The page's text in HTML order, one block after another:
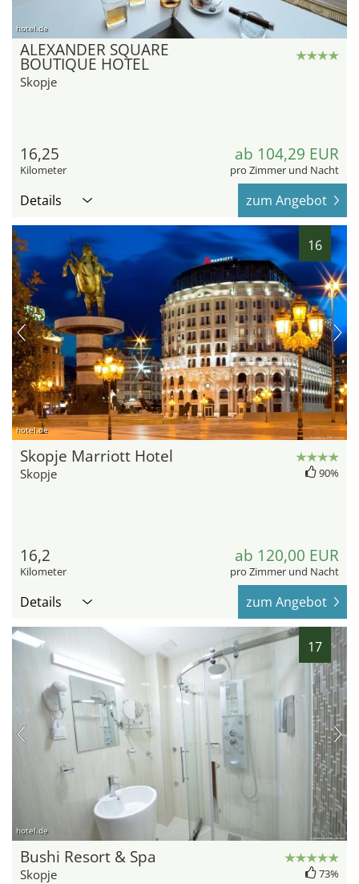
hotel.de
ALEXANDER SQUARE
BOUTIQUE HOTEL
Skopje
16,25
Kilometer
ab 104,29 EUR
pro Zimmer und Nacht
Details zum Angebot
16
hotel.de
Skopje Marriott Hotel
Skopje 90%
16,2
Kilometer
ab 120,00 EUR
pro Zimmer und Nacht
Details zum Angebot
17
hotel.de
Bushi Resort & Spa
Skopje 73%